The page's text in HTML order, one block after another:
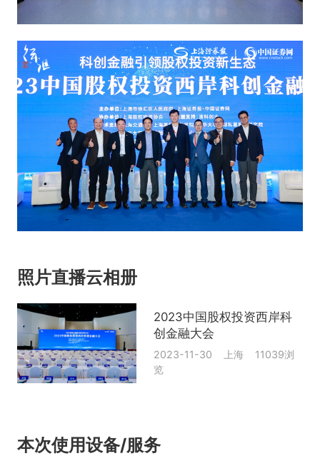
照片直播云相册
2023中国股权投资西岸科
创金融大会
2023-11-30 上海 11039浏
览
本次使用设备/服务